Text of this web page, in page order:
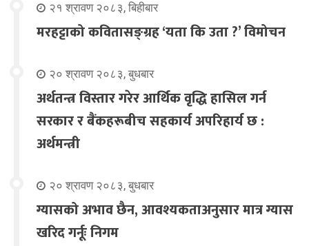
२१ श्रावण २०८३, बिहीबार
मरहट्टाको कवितासङ्ग्रह ‘यता कि उता ?’ विमोचन
२० श्रावण २०८३, बुधबार
अर्थतन्त्र विस्तार गरेर आर्थिक वृद्धि हासिल गर्न
सरकार र बैंकहरूबीच सहकार्य अपरिहार्य छ :
अर्थमन्त्री
२० श्रावण २०८३, बुधबार
ग्यासको अभाव छैन, आवश्यकताअनुसार मात्र ग्यास
खरिद गर्नूः निगम